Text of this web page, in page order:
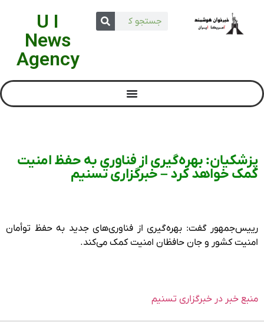
U I
News
Agency
پزشکیان: بهره‌گیری از فناوری به حفظ امنیت
کمک خواهد کرد – خبرگزاری تسنیم
رییس‌جمهور گفت: بهره‌گیری از فناوری‌های جدید به حفظ توأمان
امنیت کشور و جان حافظان امنیت کمک می‌کند.
منبع خبر در خبرگزاری تسنیم